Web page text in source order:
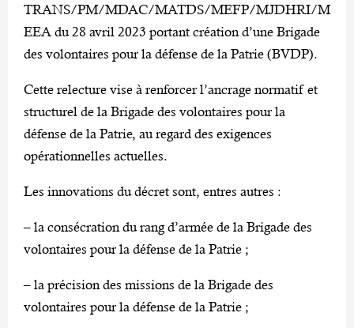
TRANS/PM/MDAC/MATDS/MEFP/MJDHRI/M
EEA du 28 avril 2023 portant création d’une Brigade
des volontaires pour la défense de la Patrie (BVDP).
Cette relecture vise à renforcer l’ancrage normatif et
structurel de la Brigade des volontaires pour la
défense de la Patrie, au regard des exigences
opérationnelles actuelles.
Les innovations du décret sont, entres autres :
– la consécration du rang d’armée de la Brigade des
volontaires pour la défense de la Patrie ;
– la précision des missions de la Brigade des
volontaires pour la défense de la Patrie ;